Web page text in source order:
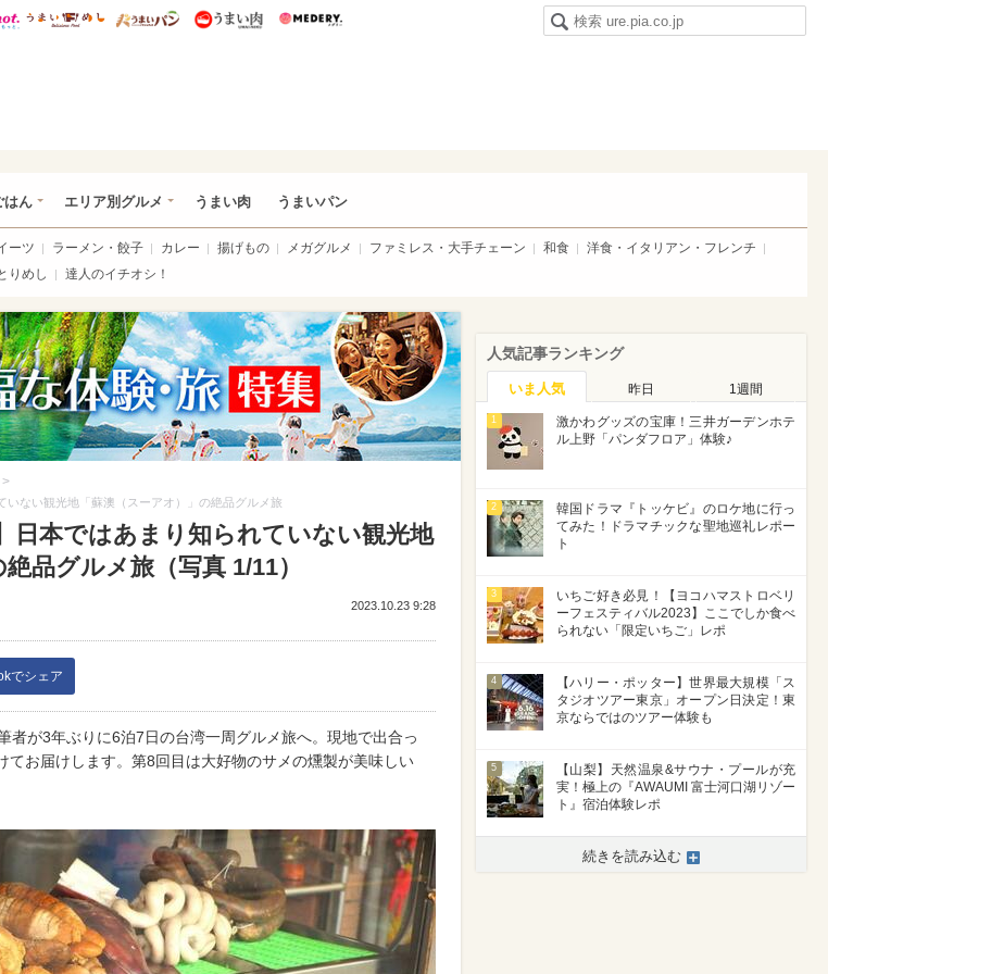
あ総研 ディズニー特集
mimot. うまいめし うまいパン うまい肉
はん エリア別グルメ うまい肉 うまいパン
ーツ ラーメン・餃子 カレー 揚げもの メガグルメ ファミレス・大手チェーン 和食
洋食・イタリアン・フレンチ
りめし 達人のイチオシ！
>
いない観光地「蘇澳（スーアオ）」の絶品グルメ旅
日本ではあまり知られていない観光地
品グルメ旅（写真 1/11）
2023.10.23 9:28
でシェア
者が3年ぶりに6泊7日の台湾一周グルメ旅へ。現地で出合っ
てお届けします。第8回目は大好物のサメの燻製が美味しい
人気記事ランキング
いま人気 昨日 1週間
1
激かわグッズの宝庫！三井ガーデンホテ
ル上野「パンダフロア」体験♪
2
韓国ドラマ『トッケビ』のロケ地に行っ
てみた！ドラマチックな聖地巡礼レポー
ト
3
いちご好き必見！【ヨコハマストロベリ
ーフェスティバル2023】ここでしか食べ
られない「限定いちご」レポ
4
【ハリー・ポッター】世界最大規模「ス
タジオツアー東京」オープン日決定！東
京ならではのツアー体験も
5
【山梨】天然温泉&サウナ・プールが充
実！極上の『AWAUMI 富士河口湖リゾー
ト』宿泊体験レポ
続きを読み込む